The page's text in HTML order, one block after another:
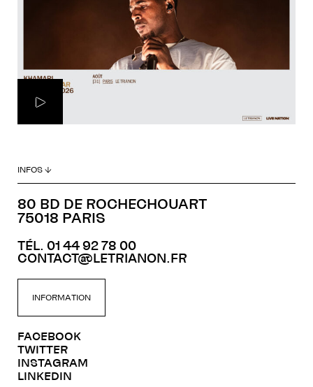
INFOS ↓
80 BD DE ROCHECHOUART
75018 PARIS
TÉL. 01 44 92 78 00
CONTACT@LETRIANON.FR
INFORMATION
FACEBOOK
TWITTER
INSTAGRAM
LINKEDIN